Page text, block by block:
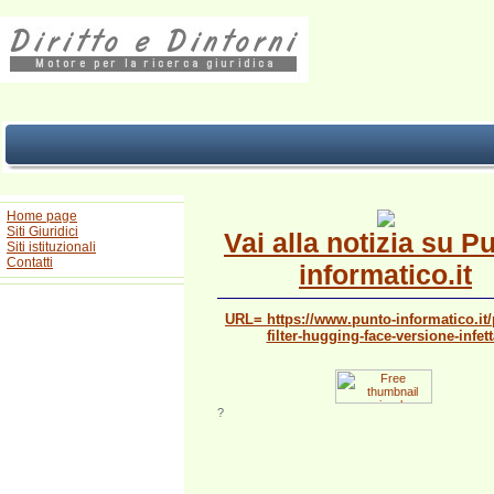
Home page
Siti Giuridici
Siti istituzionali
Contatti
Vai alla notizia su
informatico.it
URL= https://www.punto-
filter-hugging-face-versione-
?